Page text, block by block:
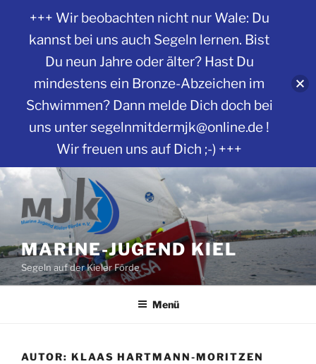
Zum
Inhalt
springen
MARINE-JUGEND KIEL
Segeln auf der Kieler Förde
Menü
AUTOR: KLAAS HARTMANN-MORITZEN
+++ Wir beobachten nicht nur Wale: Du
kannst bei uns auch Segeln lernen. Bist
Du neun Jahre oder älter? Hast Du
mindestens ein Bronze-Abzeichen im
Schwimmen? Dann melde Dich doch bei
uns unter segelnmitdermjk@online.de !
Wir freuen uns auf Dich ;-) +++